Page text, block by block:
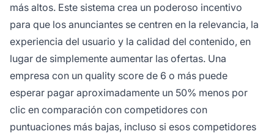
más altos. Este sistema crea un poderoso incentivo
para que los anunciantes se centren en la relevancia, la
experiencia del usuario y la calidad del contenido, en
lugar de simplemente aumentar las ofertas. Una
empresa con un quality score de 6 o más puede
esperar pagar aproximadamente un 50% menos por
clic en comparación con competidores con
puntuaciones más bajas, incluso si esos competidores